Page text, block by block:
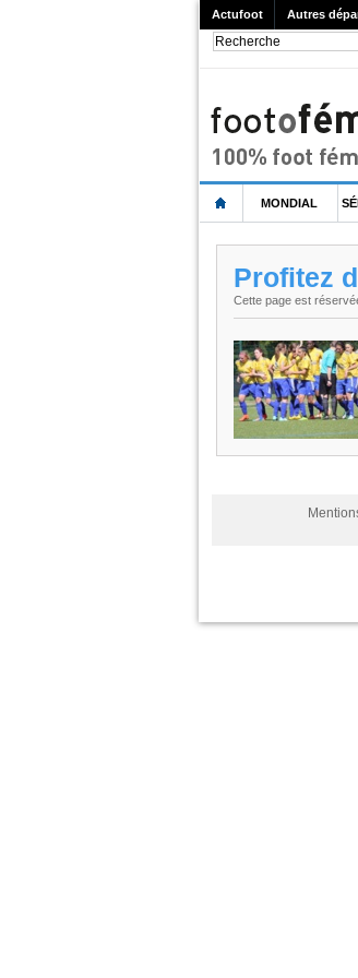
Actufoot Autres
MONDIAL
Profitez
Cette page est